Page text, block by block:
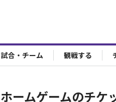
試合・チーム 観戦する
ホームゲームのチケ